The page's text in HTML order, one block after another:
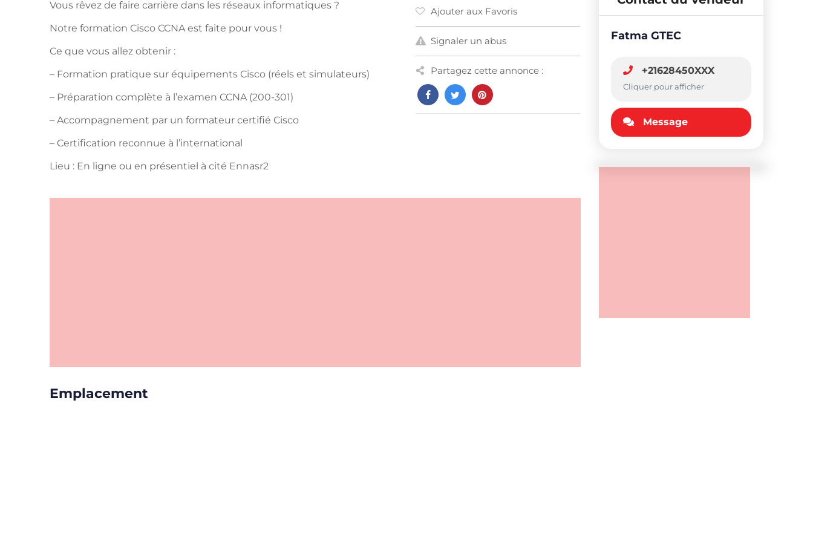
Vous rêvez de faire carrière dans les réseaux informatiques ?
Notre formation Cisco CCNA est faite pour vous !
Ce que vous allez obtenir :
– Formation pratique sur équipements Cisco (réels et simulateurs)
– Préparation complète à l’examen CCNA (200-301)
– Accompagnement par un formateur certifié Cisco
– Certification reconnue à l’international
Lieu : En ligne ou en présentiel à cité Ennasr2
Ajouter aux Favoris
Signaler un abus
Partagez cette annonce :
Emplacement
Fatma GTEC
+21628450XXX
Cliquer pour afficher
Message